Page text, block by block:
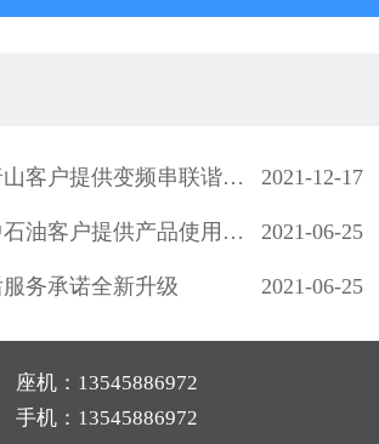
2021-12-17
提供变频串联谐振售后服务
2021-06-25
客户提供产品使用操作培训
2021-06-25
务承诺全新升级
座机：13545886972
手机：13545886972